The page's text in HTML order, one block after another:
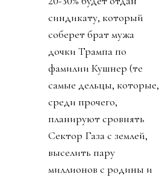
синдикату, который
соберет брат мужа
дочки Трампа по
фамилии Кушнер (те
самые дельцы, которые,
среди прочего,
планируют сровнять
Сектор Газа с землей,
выселить пару
миллионов с родины и